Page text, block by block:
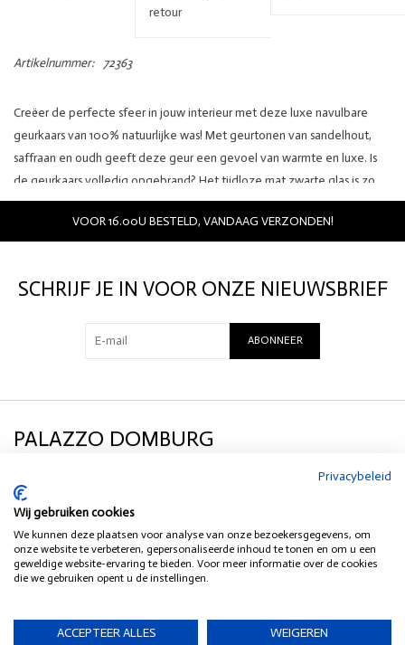
retour
Artikelnummer: 72363
Creëer de perfecte sfeer in jouw interieur met deze luxe navulbare
geurkaars van 100% natuurlijke was! Met geurtonen van sandelhout,
saffraan en oudh geeft deze geur een gevoel van warmte en luxe. Is
de geurkaars volledig opgebrand? Het tijdloze mat zwarte glas is zo
ontwikkeld dat je deze kunt navullen als de kaars is opgebrand. Vul het
glas opnieuw met de Geurkaars REFILL, verkrijgbaar in vijf unieke
- Geniet van 60 branduren
- 100% natuurlijke, vegan was gemaakt van raapzaadolie en kokosolie
VOOR 16.00U BESTELD, VANDAAG VERZONDEN!
SCHRIJF JE IN VOOR ONZE NIEUWSBRIEF
ABONNEER
PALAZZO DOMBURG
KLANTENSERVICE
SOCIAL MEDIA
Privacybeleid
Wij gebruiken cookies
We kunnen deze plaatsen voor analyse van onze bezoekersgegevens, om
onze website te verbeteren, gepersonaliseerde inhoud te tonen en om u een
geweldige website-ervaring te bieden. Voor meer informatie over de cookies
die we gebruiken opent u de instellingen.
ACCEPTEER ALLES WEIGEREN